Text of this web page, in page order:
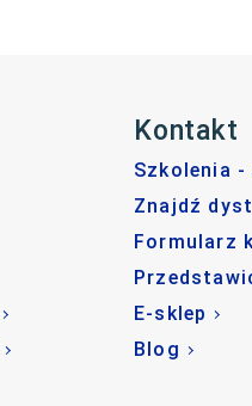
Kontakt
Szkolenia -
Znajdź
Formularz
E-sklep
Blog